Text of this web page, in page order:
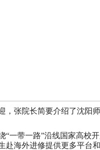
张院长简要介绍了沈
一带一路”沿线国家高校
海外进修提供更多平台和